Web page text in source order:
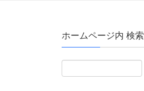
ホームページ内 検索